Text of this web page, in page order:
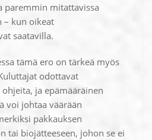
paremmin mitattavissa
– kun oikeat
saatavilla.
tämä ero on tärkeä myös
odottavat
ja epämääräinen
voi johtaa väärään
pakkauksen
tai biojätteeseen, johon se ei